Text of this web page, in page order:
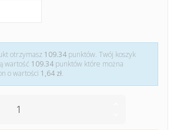
otrzymasz 109.34 punktów. Twój koszyk
wartość 109.34 punktów które można
o wartości 1,64 zł.